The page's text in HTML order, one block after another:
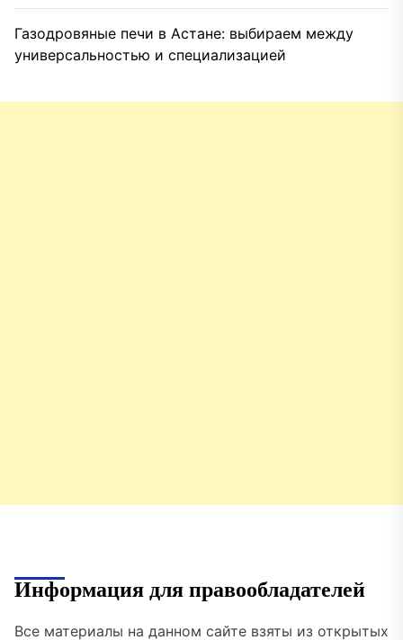
Газодровяные печи в Астане: выбираем между
универсальностью и специализацией
Информация для правообладателей
Все материалы на данном сайте взяты из открытых